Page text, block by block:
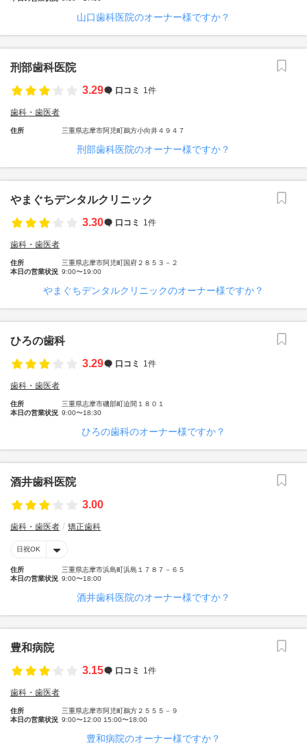
山口歯科医院のオーナー様ですか？
刑部歯科医院
3.29
口コミ 1件
歯科・歯医者
住所 三重県志摩市阿児町鵜方小向井４９４７
刑部歯科医院のオーナー様ですか？
やまぐちデンタルクリニック
3.30
口コミ 1件
歯科・歯医者
住所
三重県志摩市阿児町国府２８５３－２
本日の営業状況 9:00〜19:00
やまぐちデンタルクリニックのオーナー様ですか？
ひろの歯科
3.29
口コミ 1件
歯科・歯医者
住所
三重県志摩市磯部町迫間１８０１
本日の営業状況 9:00〜18:30
ひろの歯科のオーナー様ですか？
酒井歯科医院
3.00
歯科・歯医者 矯正歯科
日祝OK
住所
三重県志摩市浜島町浜島１７８７－６５
本日の営業状況 9:00〜18:00
酒井歯科医院のオーナー様ですか？
豊和病院
3.15
口コミ 1件
歯科・歯医者
住所
三重県志摩市阿児町鵜方２５５５－９
本日の営業状況 9:00〜12:00 15:00〜18:00
豊和病院のオーナー様ですか？